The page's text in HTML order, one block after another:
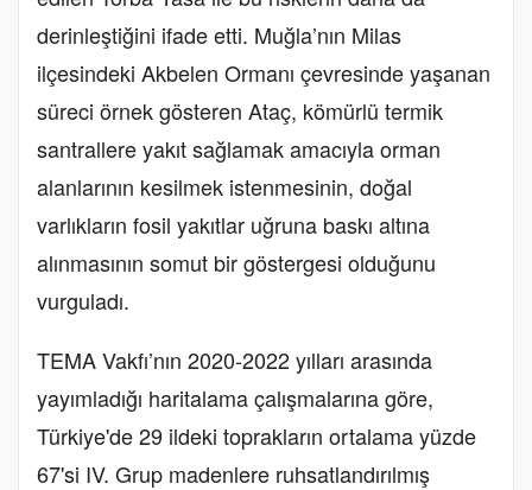
derinleştiğini ifade etti. Muğla’nın Milas
ilçesindeki Akbelen Ormanı çevresinde yaşanan
süreci örnek gösteren Ataç, kömürlü termik
santrallere yakıt sağlamak amacıyla orman
alanlarının kesilmek istenmesinin, doğal
varlıkların fosil yakıtlar uğruna baskı altına
alınmasının somut bir göstergesi olduğunu
vurguladı.
TEMA Vakfı’nın 2020-2022 yılları arasında
yayımladığı haritalama çalışmalarına göre,
Türkiye'de 29 ildeki toprakların ortalama yüzde
67'si IV. Grup madenlere ruhsatlandırılmış